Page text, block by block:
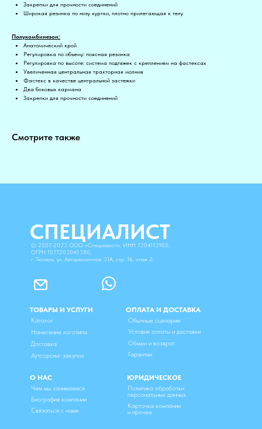
Закрепки для прочности соединений
Широкая резинка по низу куртки, плотно прилегающая к телу
Полукомбинезон:
Анатомический крой
Регулировка по объему: поясная резинка
Регулировка по высоте: система подтяжек с креплением на фастексах
Увеличенная центральная тракторная молния
Фастекс в качестве центральной застежки
Два боковых кармана
Закрепки для прочности соединений
Смотрите также
Аутсорсинг закупок
Доставка
Нанесение логотипа
Каталог
ТОВАРЫ И УСЛУГИ
Обмен и возврат
Гарантии
Условия оплаты и доставки
Обычные сценарии
ОПЛАТА И ДОСТАВКА
Биография компании
Чем мы занимаемся
Связаться с нами
О НАС
Политика обработки
персональных данных
ЮРИДИЧЕСКОЕ
Карточка компании
и прочее
© 2007-2023 ООО «Специалист», ИНН 7204113950,
ОГРН 1077203045380;
г. Тюмень, ул. Авторемонтная 31А, стр. 16, этаж 2;
СПЕЦИАЛИСТ